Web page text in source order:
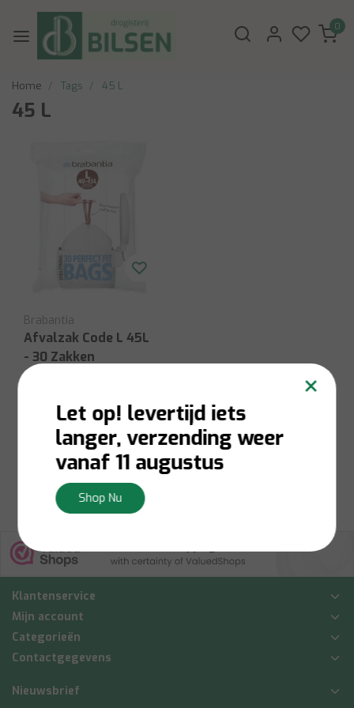
0
Home Tags 45 L
45 L
Brabantia
Afvalzak Code L 45L
- 30 Zakken
Niet op voorraad:
Contacteer ons voor
voorraadbeschikbaarheid
Bekijken
Klantenservice
Mijn account
Categorieën
Contactgegevens
Nieuwsbrief
×
Let op! levertijd iets
langer, verzending weer
vanaf 11 augustus
Shop Nu